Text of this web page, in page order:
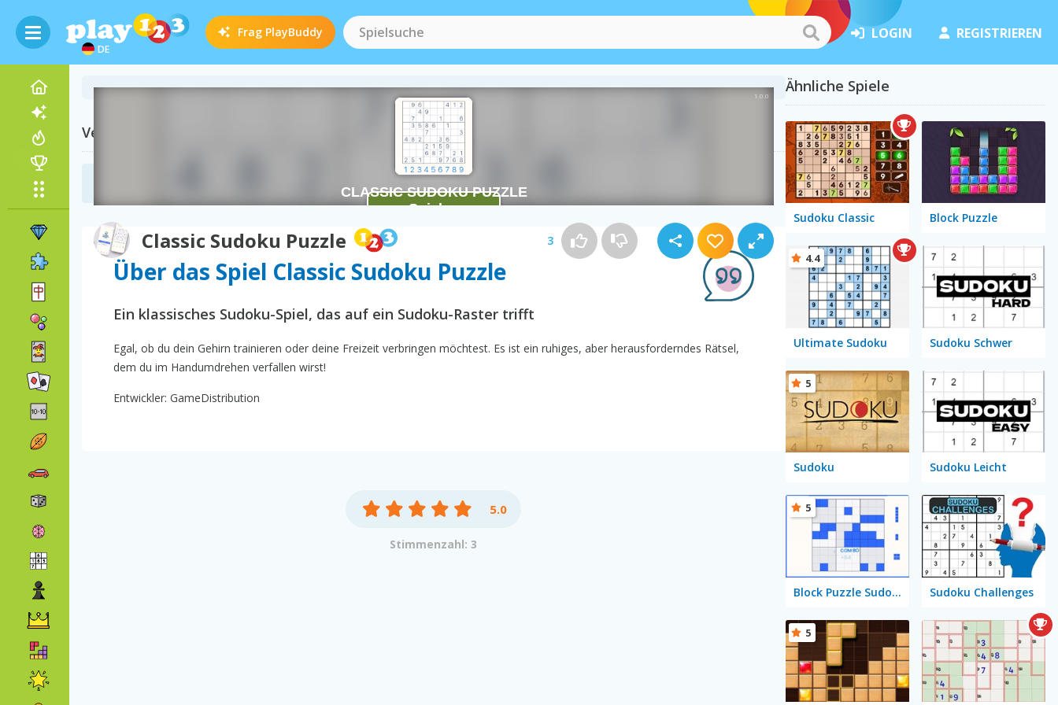
DE
Frag PlayBuddy LOGIN REGISTRIEREN
Classic Sudoku Puzzle 3
Verwandte Kategorien
Über das Spiel Classic Sudoku Puzzle
Ein klassisches Sudoku-Spiel, das auf ein Sudoku-Raster trifft
Egal, ob du dein Gehirn trainieren oder deine Freizeit verbringen möchtest. Es ist ein ruhiges, aber herausforderndes Rätsel,
dem du im Handumdrehen verfallen wirst!
Entwickler: GameDistribution
5.0
Stimmenzahl: 3
Ähnliche Spiele
Sudoku Classic Block Puzzle
Ultimate Sudoku
4.4
Sudoku Schwer
Sudoku
5
Sudoku Leicht
Block Puzzle Sudoku
5
Sudoku Challenges
5